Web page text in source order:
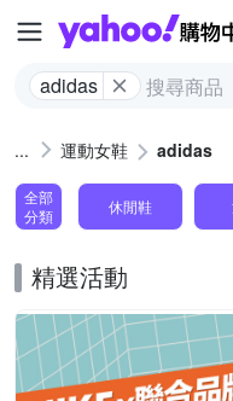
adidas
運動女鞋 adidas
全部
分類
休閒鞋
精選活動